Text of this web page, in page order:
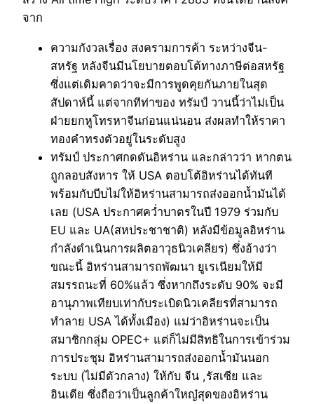
จาก
ความกังวลเรื่อง สงครามการค้า ระหว่างจีน-
สหรัฐ หลังจีนมีนโยบายตอบโต้ทางภาษีต่อสหรัฐ
ซึ่งแต่เดิมคาดว่าจะมีการพูดคุยกันภายในสุด
สัปดาห์นี้ แต่จากทีท่าของ ทรัมป์ วานนี้ว่าไม่เป็น
ฝ่ายยกหูโทรหาจีนก่อนแน่นอน ส่งผลทำให้ราคา
ทองคำทรงตัวอยู่ในระดับสูง
ทรัมป์ ประกาศกดดันอิหร่าน และกล่าวว่า หากตน
ถูกลอบสังหาร ให้ USA ตอบโต้อิหร่านได้ทันที
พร้อมกับบีบไม่ให้อิหร่านสามารถส่งออกน้ำมันได้
เลย (USA ประกาศคว่ำบาตรในปี 1979 ร่วมกับ
EU และ UA(สหประชาชาติ) หลังมีข้อมูลอิหร่าน
กำลังดำเนินการผลิตอาวุธนิวเคลียร) ซึ่งอ้างว่า
ขณะนี้ อิหร่านสามารถพัฒนา ยูเรเนียมให้มี
สมรรถนะที่ 60%แล้ว ซึ่งหากถึงระดับ 90% จะมี
อานุภาพเทียบเท่ากับระเบิดนิวเคลียรที่สามารถ
ทำลาย USA ได้ทั้งเมือง) แม่ว่าอิหร่านจะเป็น
สมาชิกกลุ่ม OPEC+ แต่ก็ไม่มีสิทธิในการเข้าร่วม
การประชุม อิหร่านสามารถส่งออกน้ำมันนอก
ระบบ (ไม่มีตัวกลาง) ให้กับ จีน ,รัสเซีย และ
อินเดีย ซึ่งถือว่าเป็นลูกค้าใหญ๋สุดของอิหร่าน